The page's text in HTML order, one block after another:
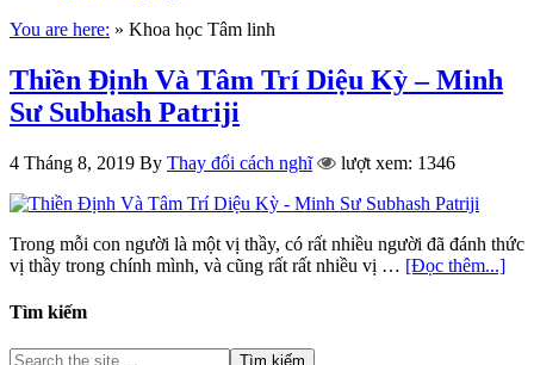
You are here: » Khoa học Tâm linh
Thiền Định Và Tâm Trí Diệu Kỳ – Minh
Sư Subhash Patriji
4 Tháng 8, 2019 By Thay đổi cách nghĩ lượt xem: 1346
Trong mỗi con người là một vị thầy, có rất nhiều người đã đánh thức
vị thầy trong chính mình, và cũng rất rất nhiều vị … [Đọc thêm...]
Tìm kiếm